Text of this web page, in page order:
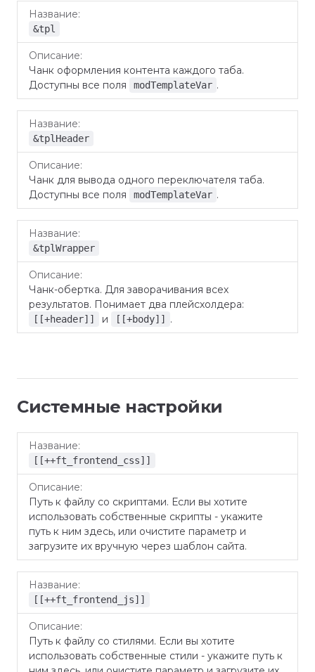
&tpl
Чанк оформления контента каждого таба.
Доступны все поля
modTemplateVar .
&tplHeader
Чанк для вывода одного переключателя таба.
Доступны все поля
modTemplateVar .
&tplWrapper
Чанк-обертка. Для заворачивания всех
результатов. Понимает два плейсхолдера:
[[+header]] и [[+body]] .
Системные настройки
Название
[[++ft_frontend_css]]
Путь к файлу со скриптами. Если вы хотите
использовать собственные скрипты - укажите
путь к ним здесь, или очистите параметр и
загрузите их вручную через шаблон сайта.
[[++ft_frontend_js]]
Путь к файлу со стилями. Если вы хотите
использовать собственные стили - укажите путь к